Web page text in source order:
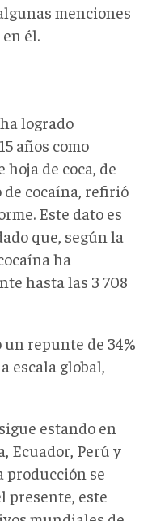
menciones
él.
logrado
años como
de coca, de
cocaína, refirió
Este dato es
que, según la
ha
hasta las 3 708
repunte de 34%
escala global,
estando en
Ecuador, Perú y
producción se
presente, este